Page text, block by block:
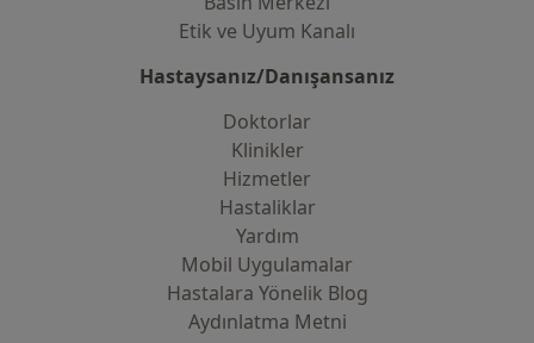
Etik ve Uyum Kanalı
Hastaysanız/Danışansanız
Doktorlar
Klinikler
Hizmetler
Hastaliklar
Yardım
Mobil Uygulamalar
Hastalara Yönelik Blog
Aydınlatma Metni